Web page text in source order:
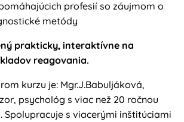
profesií so záujmom o
metódy
prakticky, interaktívne na
reagovania.
kurzu je: Mgr.J.Babuljáková,
psychológ s viac než 20 ročnou
Spolupracuje s viacerými inštitúciami